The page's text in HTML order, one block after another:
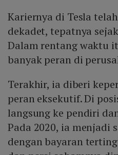
Kariernya di Tesla
dekadet, tepatnya
Dalam rentang waktu
banyak peran di
Terakhir, ia diberi
peran eksekutif. Di
langsung ke pendiri
Pada 2020, ia menjadi
dengan bayaran